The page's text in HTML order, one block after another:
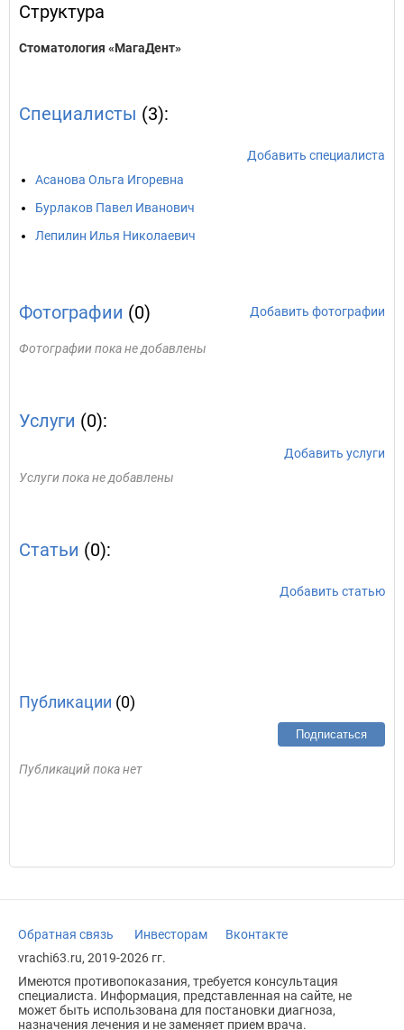
Структура
Стоматология «МагаДент»
Специалисты (3):
Добавить специалиста
Асанова Ольга Игоревна
Бурлаков Павел Иванович
Лепилин Илья Николаевич
Фотографии (0) Добавить фотографии
Фотографии пока не добавлены
Услуги (0):
Добавить услуги
Услуги пока не добавлены
Статьи (0):
Добавить статью
Публикации (0)
Подписаться
Публикаций пока нет
Обратная связь Инвесторам
Вконтакте
vrachi63.ru, 2019-2026 гг.
Имеются противопоказания, требуется консультация
специалиста. Информация, представленная на сайте, не
может быть использована для постановки диагноза,
назначения лечения и не заменяет прием врача.